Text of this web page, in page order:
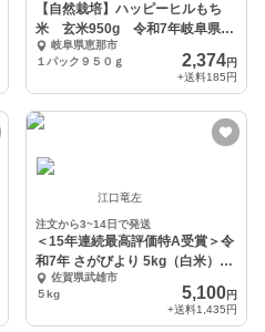
【自然栽培】ハッピーヒルもち
米 玄米950g 令和7年岐阜県
産 クリックポスト発
岐阜県恵那市
１パック９５０ｇ
2,374円
+送料185円
江口竜左
注文から3~14日で発送
＜15年連続最高評価特A受賞＞令
和7年 さがびより 5kg（白米）特
別栽培農産物
佐賀県武雄市
５kg
5,100円
+送料1,435円